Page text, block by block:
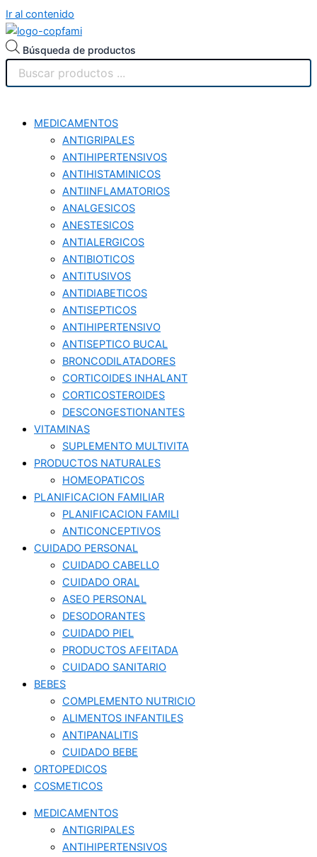
Ir al contenido
Búsqueda de productos
MEDICAMENTOS
ANTIGRIPALES
ANTIHIPERTENSIVOS
ANTIHISTAMINICOS
ANTIINFLAMATORIOS
ANALGESICOS
ANESTESICOS
ANTIALERGICOS
ANTIBIOTICOS
ANTITUSIVOS
ANTIDIABETICOS
ANTISEPTICOS
ANTIHIPERTENSIVO
ANTISEPTICO BUCAL
BRONCODILATADORES
CORTICOIDES INHALANT
CORTICOSTEROIDES
DESCONGESTIONANTES
VITAMINAS
SUPLEMENTO MULTIVITA
PRODUCTOS NATURALES
HOMEOPATICOS
PLANIFICACION FAMILIAR
PLANIFICACION FAMILI
ANTICONCEPTIVOS
CUIDADO PERSONAL
CUIDADO CABELLO
CUIDADO ORAL
ASEO PERSONAL
DESODORANTES
CUIDADO PIEL
PRODUCTOS AFEITADA
CUIDADO SANITARIO
BEBES
COMPLEMENTO NUTRICIO
ALIMENTOS INFANTILES
ANTIPANALITIS
CUIDADO BEBE
ORTOPEDICOS
COSMETICOS
MEDICAMENTOS
ANTIGRIPALES
ANTIHIPERTENSIVOS